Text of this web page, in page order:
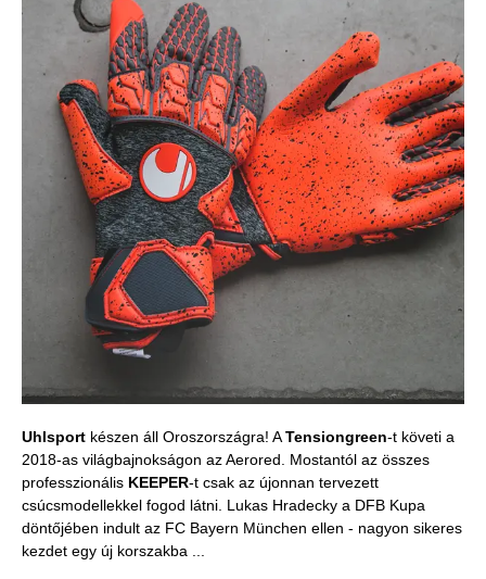
Uhlsport készen áll Oroszországra! ATensiongreen-t követi a
2018-as világbajnokságon az Aerored. Mostantól az összes
professzionális KEEPER-t csak az újonnan tervezett
csúcsmodellekkel fogod látni. Lukas Hradecky a DFB Kupa
döntőjében indult az FC Bayern München ellen - nagyon sikeres
kezdet egy új korszakba ...